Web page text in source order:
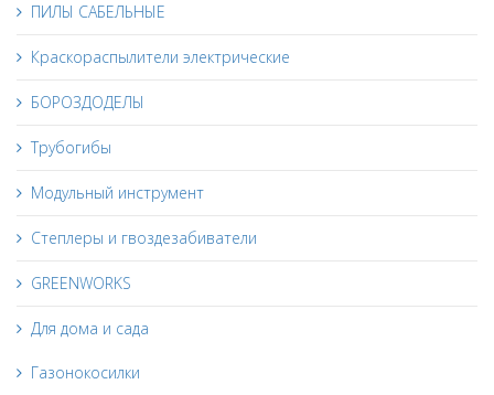
ПИЛЫ САБЕЛЬНЫЕ
Краскораспылители электрические
БОРОЗДОДЕЛЫ
Трубогибы
Модульный инструмент
Степлеры и гвоздезабиватели
GREENWORKS
Для дома и сада
Газонокосилки